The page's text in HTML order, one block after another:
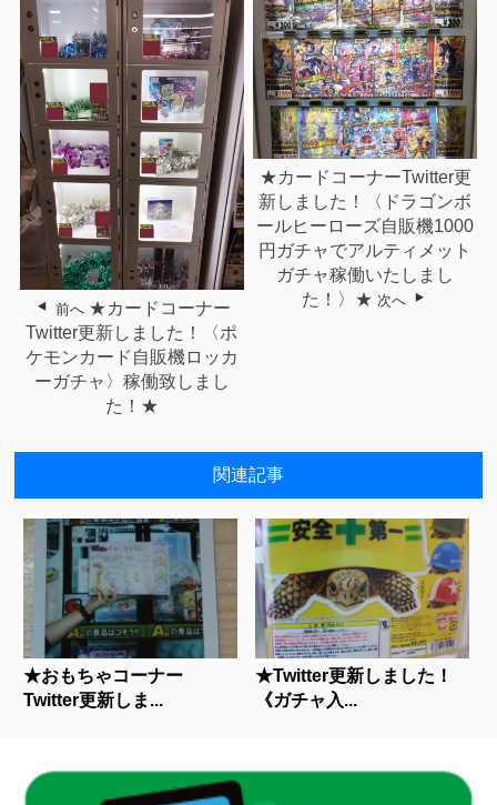
前へ ★カードコーナー
Twitter更新しました！〈ポ
ケモンカード自販機ロッカ
ーガチャ〉稼働致しまし
た！★
★カードコーナーTwitter更
新しました！〈ドラゴンボ
ールヒーローズ自販機1000
円ガチャでアルティメット
ガチャ稼働いたしまし
た！〉★ 次へ
関連記事
★おもちゃコーナー
Twitter更新しま...
★Twitter更新しました！
《ガチャ入...